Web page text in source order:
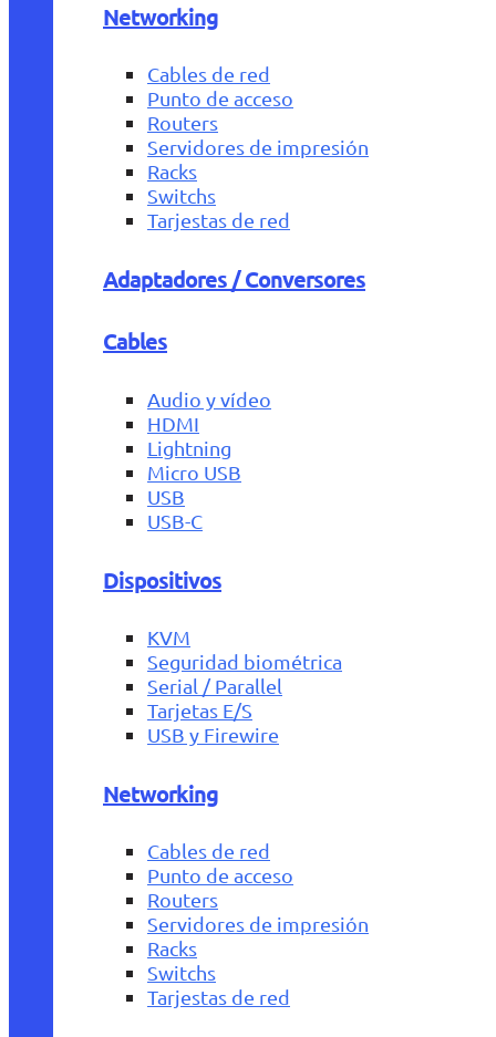
Networking
Cables de red
Punto de acceso
Routers
Servidores de impresión
Racks
Switchs
Tarjestas de red
Adaptadores / Conversores
Cables
Audio y vídeo
HDMI
Lightning
Micro USB
USB
USB-C
Dispositivos
KVM
Seguridad biométrica
Serial / Parallel
Tarjetas E/S
USB y Firewire
Networking
Cables de red
Punto de acceso
Routers
Servidores de impresión
Racks
Switchs
Tarjestas de red